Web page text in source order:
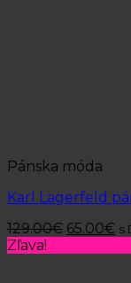
Pánska móda
Karl Lagerfeld
129.00€ 65.00€ s
Zľava!